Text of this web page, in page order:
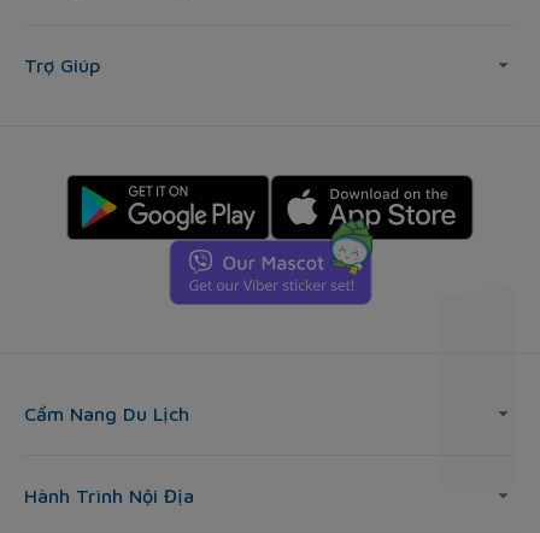
Trợ Giúp
Cẩm Nang Du Lịch
Hành Trình Nội Địa